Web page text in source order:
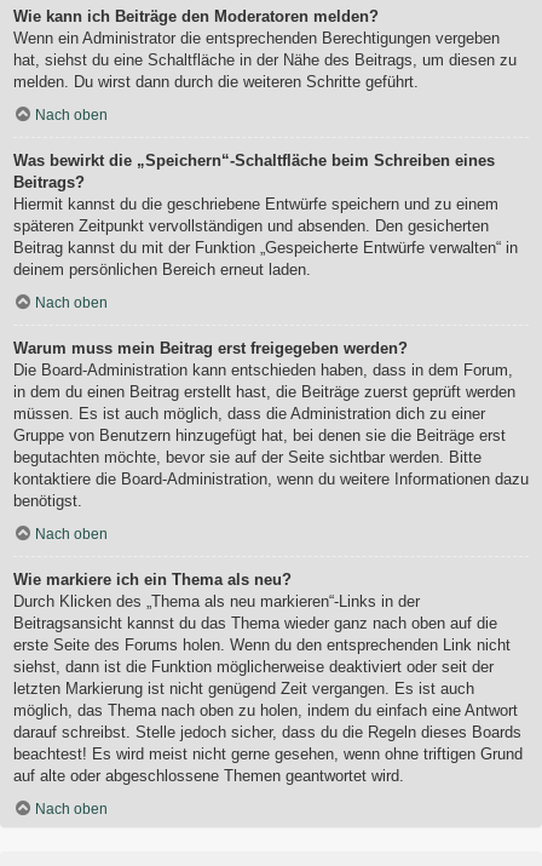
Wie kann ich Beiträge den Moderatoren melden?
Wenn ein Administrator die entsprechenden Berechtigungen vergeben
hat, siehst du eine Schaltfläche in der Nähe des Beitrags, um diesen zu
melden. Du wirst dann durch die weiteren Schritte geführt.
Nach oben
Was bewirkt die „Speichern“-Schaltfläche beim Schreiben eines
Beitrags?
Hiermit kannst du die geschriebene Entwürfe speichern und zu einem
späteren Zeitpunkt vervollständigen und absenden. Den gesicherten
Beitrag kannst du mit der Funktion „Gespeicherte Entwürfe verwalten“ in
deinem persönlichen Bereich erneut laden.
Nach oben
Warum muss mein Beitrag erst freigegeben werden?
Die Board-Administration kann entschieden haben, dass in dem Forum,
in dem du einen Beitrag erstellt hast, die Beiträge zuerst geprüft werden
müssen. Es ist auch möglich, dass die Administration dich zu einer
Gruppe von Benutzern hinzugefügt hat, bei denen sie die Beiträge erst
begutachten möchte, bevor sie auf der Seite sichtbar werden. Bitte
kontaktiere die Board-Administration, wenn du weitere Informationen dazu
benötigst.
Nach oben
Wie markiere ich ein Thema als neu?
Durch Klicken des „Thema als neu markieren“-Links in der
Beitragsansicht kannst du das Thema wieder ganz nach oben auf die
erste Seite des Forums holen. Wenn du den entsprechenden Link nicht
siehst, dann ist die Funktion möglicherweise deaktiviert oder seit der
letzten Markierung ist nicht genügend Zeit vergangen. Es ist auch
möglich, das Thema nach oben zu holen, indem du einfach eine Antwort
darauf schreibst. Stelle jedoch sicher, dass du die Regeln dieses Boards
beachtest! Es wird meist nicht gerne gesehen, wenn ohne triftigen Grund
auf alte oder abgeschlossene Themen geantwortet wird.
Nach oben